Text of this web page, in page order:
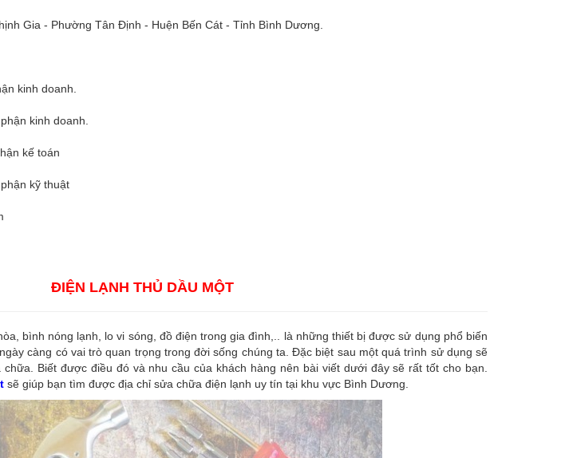
Gia - Phường Tân Định - Huện Bến Cát - Tỉnh Bình Dương.
kinh doanh.
kinh doanh.
kế toán
kỹ thuật
ĐIỆN LẠNH THỦ DẦU MỘT
bình nóng lạnh, lo vi sóng, đồ điện trong gia đình,.. là những thiết bị được sử dụng phổ biến
càng có vai trò quan trọng trong đời sống chúng ta. Đặc biệt sau một quá trình sử dụng sẽ
Biết được điều đó và nhu cầu của khách hàng nên bài viết dưới đây sẽ rất tốt cho bạn.
sẽ giúp bạn tìm được địa chỉ sửa chữa điện lạnh uy tín tại khu vực Bình Dương.